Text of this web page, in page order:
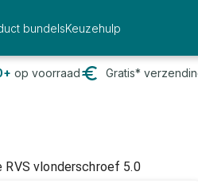
bundelsKeuzehulp
op voorraad Gratis*
RVS vlonderschroef 5.0